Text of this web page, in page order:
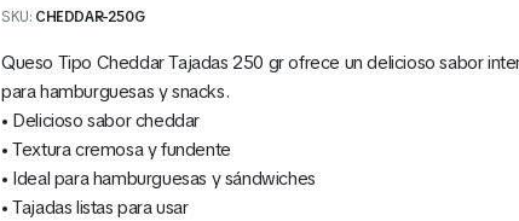
SKU: CHEDDAR-250G
Queso Tipo Cheddar Tajadas 250 gr ofrece un delicioso sabor
para hamburguesas y snacks.
• Delicioso sabor cheddar
• Textura cremosa y fundente
• Ideal para hamburguesas y sándwiches
• Tajadas listas para usar